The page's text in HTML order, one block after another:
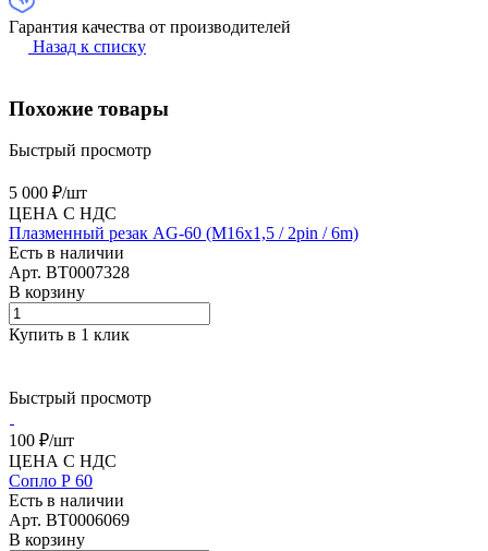
Гарантия качества от производителей
Назад к списку
Похожие товары
Быстрый просмотр
5 000 ₽/шт
ЦЕНА С НДС
Плазменный резак AG-60 (M16x1,5 / 2pin / 6m)
Есть в наличии
Арт. BT0007328
В корзину
Купить в 1 клик
Быстрый просмотр
100 ₽/шт
ЦЕНА С НДС
Сопло Р 60
Есть в наличии
Арт. BT0006069
В корзину